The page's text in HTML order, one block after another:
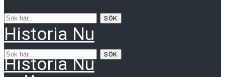
SÖK
Historia Nu
SÖK
Historia Nu